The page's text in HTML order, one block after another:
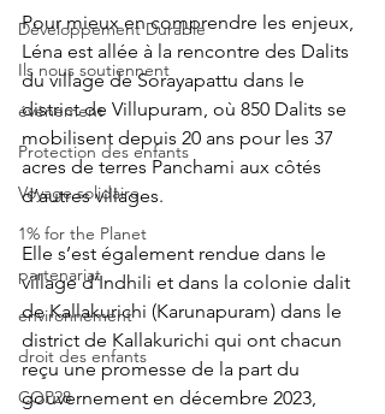
Développement Durable
Ils nous soutiennent
événement
Protection des enfants
Voyage solidaire
1% for the Planet
partenariat
environnement
droit des enfants
COP28
Pour mieux en comprendre les enjeux,
Léna est allée à la rencontre des Dalits
du village de Sorayapattu dans le
district de Villupuram, où 850 Dalits se
mobilisent depuis 20 ans pour les 37
acres de terres Panchami aux côtés
d’autres villages.
Elle s’est également rendue dans le
village d’Indhili et dans la colonie dalit
de Kallakurichi (Karunapuram) dans le
district de Kallakurichi qui ont chacun
reçu une promesse de la part du
gouvernement en décembre 2023,